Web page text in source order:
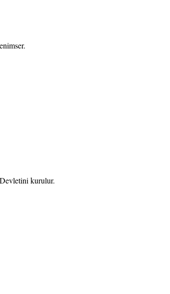
kurulur.